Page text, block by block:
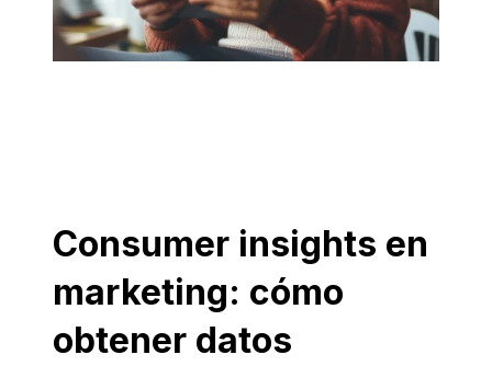
Consumer insights en
marketing: cómo
obtener datos